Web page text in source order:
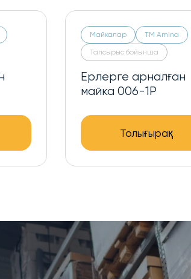
Майкалар ТМ Amina
Тапсырыс бойынша
Ерлерге арналған
майка 001-1P
Толығырақ